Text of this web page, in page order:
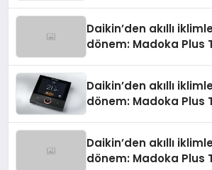
Daikin’den akıllı
dönem: Madoka Plus
Daikin’den akıllı
dönem: Madoka Plus
Daikin’den akıllı
dönem: Madoka Plus